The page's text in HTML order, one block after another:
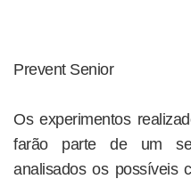
Prevent Senior
Os experimentos
farão parte de um
analisados os possíveis